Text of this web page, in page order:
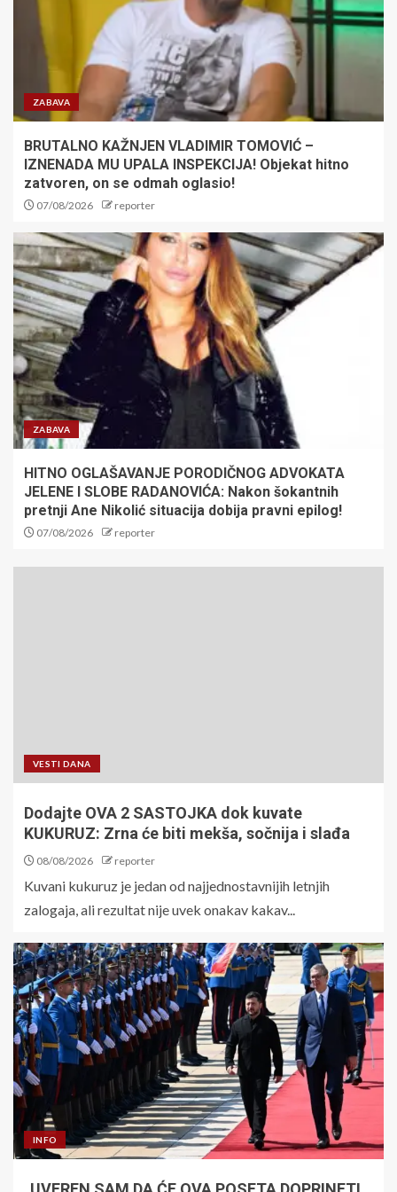
4
PONOĆNA BOMBA IZ PREMIJER
LIGE! Liverpul doveo dobro
poznato lice iz Barselone!
5
čekaju konačni rasplet – uskoro!
ZABAVA
BRUTALNO KAŽNJEN VLADIMIR TOMOVIĆ –
IZNENADA MU UPALA INSPEKCIJA! Objekat hitno
zatvoren, on se odmah oglasio!
07/08/2026 reporter
ZABAVA
HITNO OGLAŠAVANJE PORODIČNOG ADVOKATA
JELENE I SLOBE RADANOVIĆA: Nakon šokantnih
pretnji Ane Nikolić situacija dobija pravni epilog!
07/08/2026 reporter
VESTI DANA
Dodajte OVA 2 SASTOJKA dok kuvate
KUKURUZ: Zrna će biti mekša, sočnija i slađa
08/08/2026 reporter
Kuvani kukuruz je jedan od najjednostavnijih letnjih
zalogaja, ali rezultat nije uvek onakav kakav...
INFO